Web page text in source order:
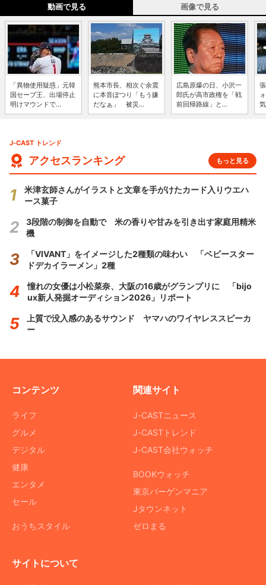
動画で見る 画像で見る
「異物使用疑惑」元韓
国セーブ王、出場停止
明けマウンドで...
熊本市長、相次ぐ余震
に本音ぽつり「もう嫌
だなぁ」 被災...
広島原爆の日、小沢一
郎氏が高市政権を「戦
前回帰路線」と...
J-CAST トレンド
アクセスランキング もっと見る
米津玄師さんがイラストと文章を手がけたカード入りウエハ
ース菓子
3段階の制御を自動で 米の香りや甘みを引き出す家庭用精米
機
「VIVANT」をイメージした2種類の味わい 「ベビースター
ドデカイラーメン」2種
憧れの女優は小松菜奈、大阪の16歳がグランプリに 「bijo
ux新人発掘オーディション2026」リポート
上質で没入感のあるサウンド ヤマハのワイヤレススピーカ
ー
コンテンツ
ライフ
グルメ
デジタル
健康
エンタメ
セール
おうちスタイル
関連サイト
J-CASTニュース
J-CASTトレンド
J-CAST会社ウォッチ
BOOKウォッチ
東京バーゲンマニア
Jタウンネット
ゼロまる
サイトについて